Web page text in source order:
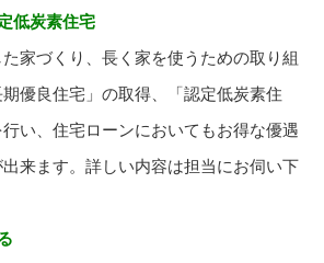
低炭素住宅
家づくり、長く家を使うための取り組
優良住宅」の取得、「認定低炭素住
い、住宅ローンにおいてもお得な優遇
来ます。詳しい内容は担当にお伺い下